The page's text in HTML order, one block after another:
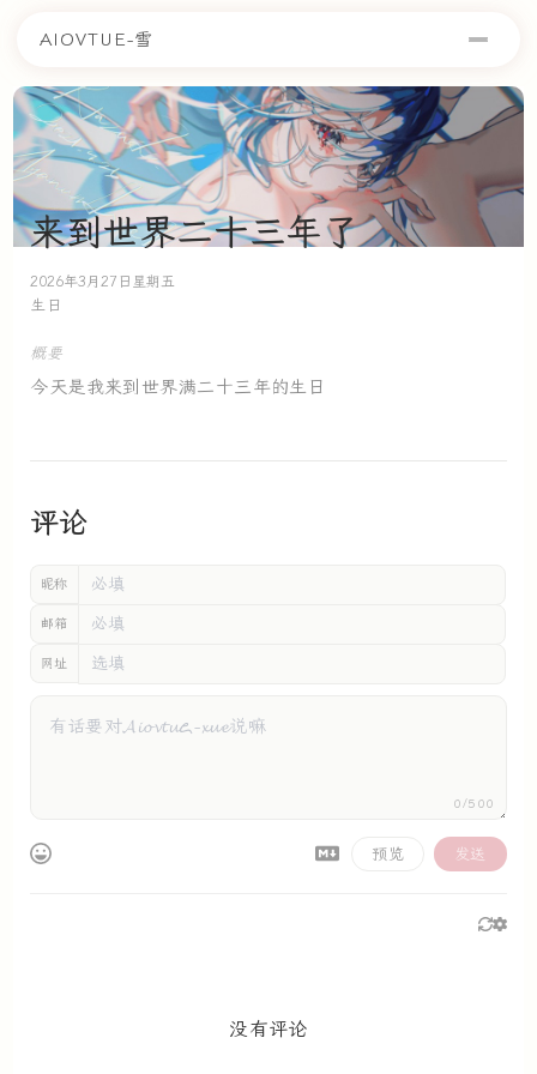
AIOVTUE-雪
来到世界二十三年了
2026年3月27日星期五
生日
概要
今天是我来到世界满二十三年的生日
评论
昵称
邮箱
网址
0/500
预览 发送
没有评论